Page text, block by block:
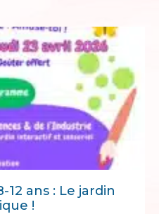
ans : Le jardin
!